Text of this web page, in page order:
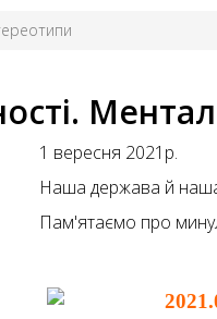
1 вересня 2021р.
Наша держава й наша
Пам'ятаємо про